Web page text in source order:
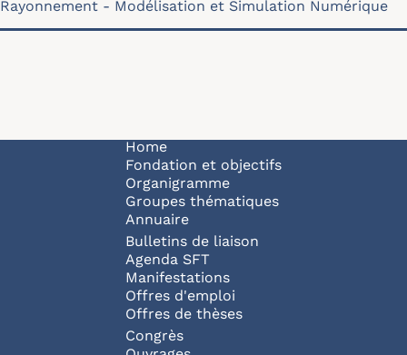
Rayonnement
Modélisation et Simulation Numérique
Navigation principale
Home
Fondation et objectifs
Organigramme
Groupes thématiques
Annuaire
Bulletins de liaison
Agenda SFT
Manifestations
Offres d'emploi
Offres de thèses
Congrès